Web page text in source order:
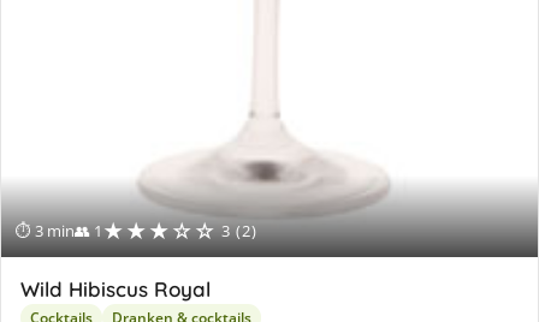
⏱ 3 min👥 1★★★☆☆ 3 (2)
Wild Hibiscus Royal
Cocktails Dranken & cocktails